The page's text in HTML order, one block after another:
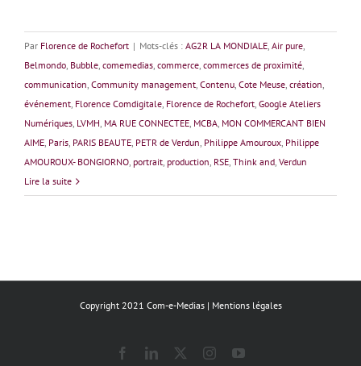
Par Florence de Rochefort | Mots-clés : AG2R LA MONDIALE, Air pure,
Belmondo, Bubble, comemedias, commerce, commerces de proximité,
communication, Community management, Contenu, Cote Meuse, création,
événement, Florence Comdigitale, Florence de Rochefort, Google Ateliers
Numériques, LVMH, MA RUE CONNECTEE, MCBA, MON COMMERCANT BIEN
AIME, Paris, PARIS BEAUTE, PETR de Verdun, Philippe Amouroux, Philippe
AMOUROUX- BONGIORNO, portrait, production, RSE, Think and, Verdun
Lire la suite
Copyright 2021 Com-e-Medias | Mentions légales
FacebookLinkedIn InstagramYouTube